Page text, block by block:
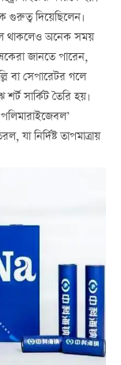
দিয়েছিলেন।
থাকলেও অনেক সময়
জানতে পারেন,
বা সেপারেটর গলে
সার্কিট তৈরি হয়।
নির্দিষ্ট তাপমাত্রায়